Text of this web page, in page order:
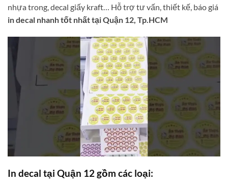
nhựa trong, decal giấy kraft… Hỗ trợ tư vấn, thiết kế, báo giá
in decal nhanh tốt nhất tại Quận 12, Tp.HCM
In decal tại Quận 12 gồm các loại: